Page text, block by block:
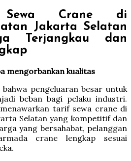
Sewa Crane di
Jakarta Selatan
Terjangkau dan
mengorbankan kualitas
pengeluaran besar untuk
beban bagi pelaku industri.
tarif sewa crane di
Selatan yang kompetitif dan
yang bersahabat, pelanggan
crane lengkap sesuai